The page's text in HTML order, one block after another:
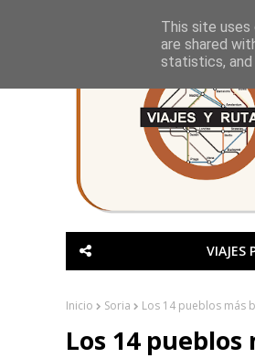
VIAJES
Inicio Soria Los 14 pueblos más
Los 14
This site
are shared
statistics,